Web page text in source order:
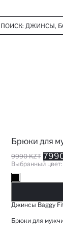
Брюки для
9990 KZT
Выбранный цвет:
Джинсы Baggy
Брюки для